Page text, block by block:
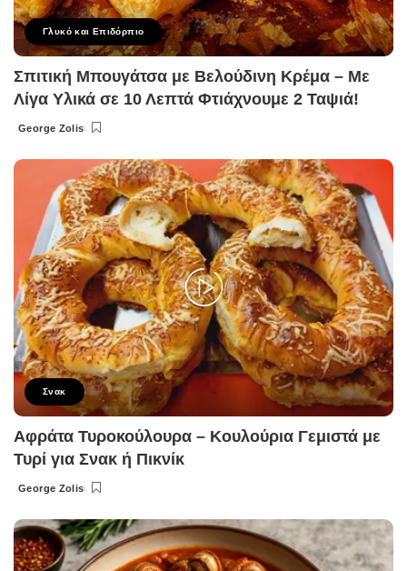
Γλυκό και Επιδόρπιο
Σπιτική Μπουγάτσα με Βελούδινη Κρέμα – Με
Λίγα Υλικά σε 10 Λεπτά Φτιάχνουμε 2 Ταψιά!
Posted
George Zolis
Σνακ
Αφράτα Τυροκούλουρα – Κουλούρια Γεμιστά με
Τυρί για Σνακ ή Πικνίκ
Posted
George Zolis